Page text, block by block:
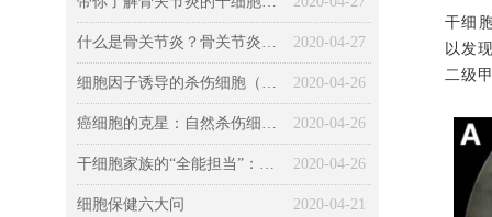
干细
以发
二级
2020-04-27
什么是骨关节炎？骨关节炎的传统疗法如何？
2020-04-26
细胞因子诱导的杀伤细胞（CIK细胞）及细胞配合治疗方法
2020-04-26
癌细胞的克星：自然杀伤细胞（NK细胞）
2020-04-26
干细胞家族的“全能担当”：间充质干细胞（MSC）
2020-04-21
细胞保健六大问